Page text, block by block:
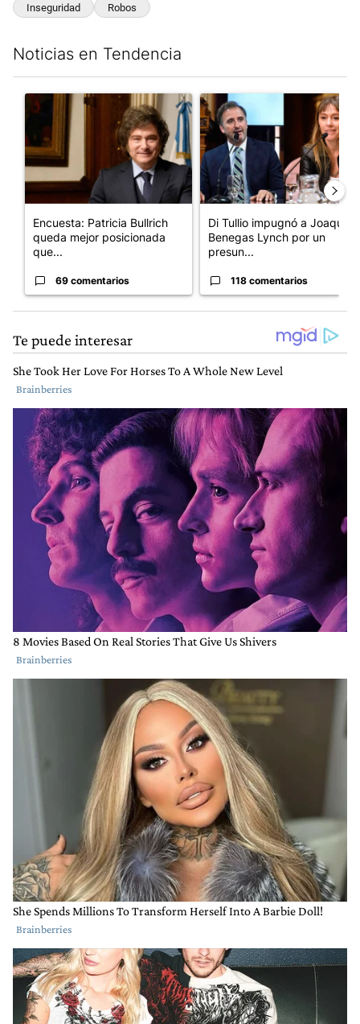
Inseguridad Robos
Noticias en Tendencia
Un artículo de tendencia con el título "Encuesta: Patricia
Encuesta: Patricia Bullrich
queda mejor posicionada
que...
69 comentarios
Un artículo de tendencia con
Di Tullio impugnó a Joaquín
Benegas Lynch por un
presun...
118 comentarios